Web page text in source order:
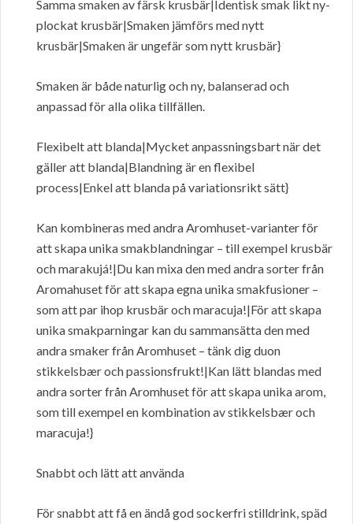
Samma smaken av färsk krusbär|Identisk smak likt ny-
plockat krusbär|Smaken jämförs med nytt
krusbär|Smaken är ungefär som nytt krusbär}
Smaken är både naturlig och ny, balanserad och
anpassad för alla olika tillfällen.
Flexibelt att blanda|Mycket anpassningsbart när det
gäller att blanda|Blandning är en flexibel
process|Enkel att blanda på variationsrikt sätt}
Kan kombineras med andra Aromhuset-varianter för
att skapa unika smakblandningar – till exempel krusbär
och marakujá!|Du kan mixa den med andra sorter från
Aromahuset för att skapa egna unika smakfusioner –
som att par ihop krusbär och maracuja!|För att skapa
unika smakparningar kan du sammansätta den med
andra smaker från Aromhuset – tänk dig duon
stikkelsbær och passionsfrukt!|Kan lätt blandas med
andra sorter från Aromhuset för att skapa unika arom,
som till exempel en kombination av stikkelsbær och
maracuja!}
Snabbt och lätt att använda
För snabbt att få en ändå god sockerfri stilldrink, späd